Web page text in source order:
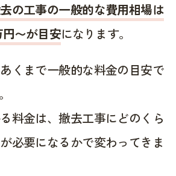
の工事の一般的な費用相場は
円〜が目安になります。
くまで一般的な料金の目安で
料金は、撤去工事にどのくら
必要になるかで変わってきま